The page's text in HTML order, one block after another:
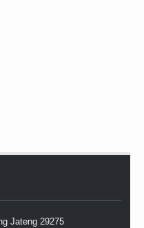
Jateng 29275